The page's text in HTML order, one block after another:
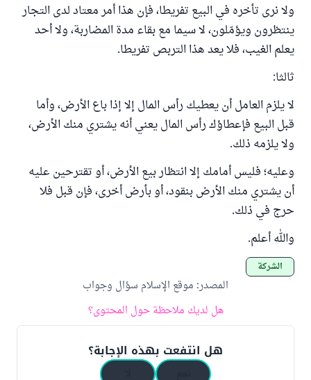
ولا نرى تأخره في البيع تفريطا، فإن هذا أمر معتاد لدى التجار
ينتظرون ويؤمّلون، لا سيما مع بقاء مدة المضاربة، ولا أحد
يعلم الغيب، فلا يعد هذا التربص تفريطا.
ثالثا:
لا يلزم العامل أن يعطيك رأس المال إلا إذا باع الأرض، وأما
قبل البيع فإعطاؤك رأس المال يعني أنه يشتري منك الأرض،
ولا يلزمه ذلك.
وعليه؛ فليس أمامك إلا انتظار بيع الأرض، أو تقترحين عليه
أن يشتري منك الأرض بنقود، أو بأرض أخرى، فإن قبل فلا
حرج في ذلك.
والله أعلم.
الشركة
المصدر: موقع الإسلام سؤال وجواب
هل لديك ملاحظة حول المحتوى؟
هل انتفعت بهذه الإجابة؟